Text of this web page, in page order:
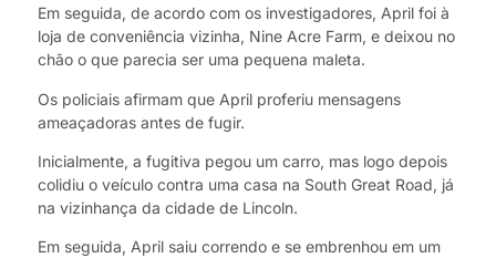
Em seguida, de acordo com os investigadores, April foi à
loja de conveniência vizinha, Nine Acre Farm, e deixou no
chão o que parecia ser uma pequena maleta.
Os policiais afirmam que April proferiu mensagens
ameaçadoras antes de fugir.
Inicialmente, a fugitiva pegou um carro, mas logo depois
colidiu o veículo contra uma casa na South Great Road, já
na vizinhança da cidade de Lincoln.
Em seguida, April saiu correndo e se embrenhou em um